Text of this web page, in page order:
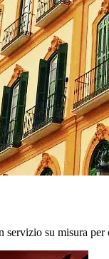
su misura per